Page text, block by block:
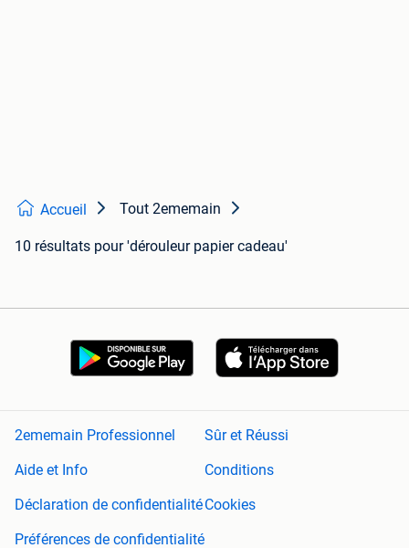
Accueil Tout 2ememain
10 résultats pour 'dérouleur papier cadeau'
2ememain Professionnel
Sûr et Réussi
Aide et Info
Conditions
Déclaration de confidentialitéCookies
Préférences de confidentialité